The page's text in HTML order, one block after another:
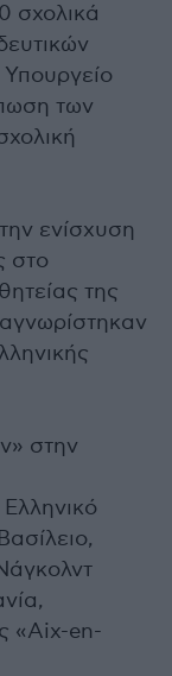
σχολικά
των
ενίσχυση
στο
της
στην
«Aix-en-